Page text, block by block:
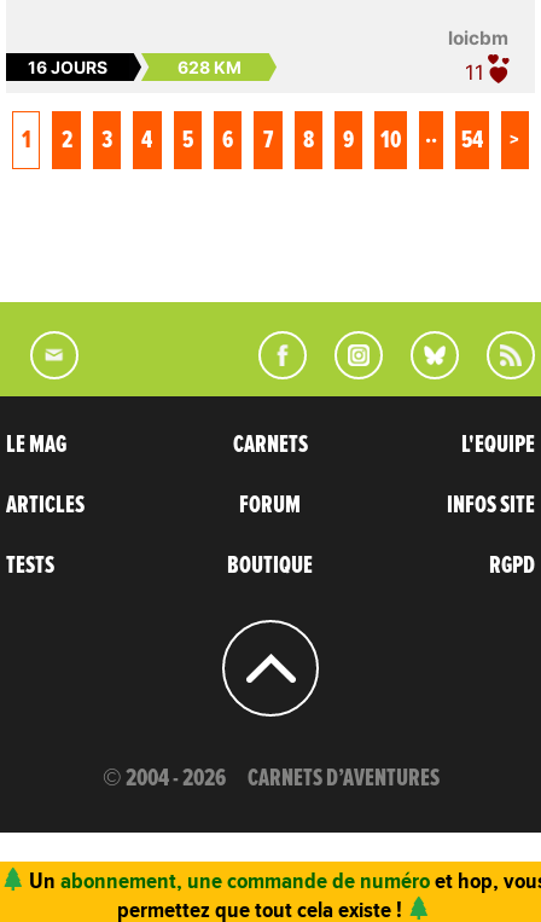
loicbm
16 JOURS 628 KM 11
1 2 3 4 5 6 7 8 9 10 .. 54 >
LE MAG
ARTICLES
TESTS
CARNETS
FORUM
BOUTIQUE
L'EQUIPE
INFOS SITE
RGPD
© 2004 - 2026 CARNETS D’AVENTURES
Un abonnement, une commande de numéroet hop,
permettez que tout cela existe !